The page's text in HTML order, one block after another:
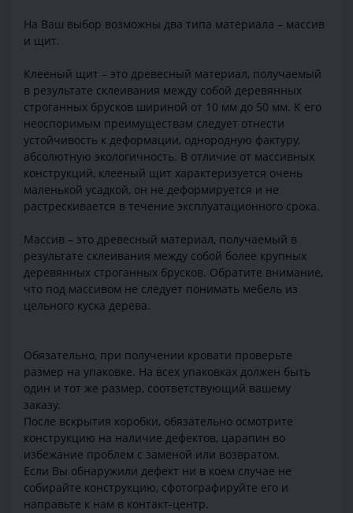
На Ваш выбор возможны два типа материала – массив
и щит.
Клееный щит – это древесный материал, получаемый
в результате склеивания между собой деревянных
строганных брусков шириной от 10 мм до 50 мм. К его
неоспоримым преимуществам следует отнести
устойчивость к деформации, однородную фактуру,
абсолютную экологичность. В отличие от массивных
конструкций, клееный щит характеризуется очень
маленькой усадкой, он не деформируется и не
растрескивается в течение эксплуатационного срока.
Массив – это древесный материал, получаемый в
результате склеивания между собой более крупных
деревянных строганных брусков. Обратите внимание,
что под массивом не следует понимать мебель из
цельного куска дерева.
Обязательно, при получении кровати проверьте
размер на упаковке. На всех упаковках должен быть
один и тот же размер, соответствующий вашему
заказу.
После вскрытия коробки, обязательно осмотрите
конструкцию на наличие дефектов, царапин во
избежание проблем с заменой или возвратом.
Если Вы обнаружили дефект ни в коем случае не
собирайте конструкцию, сфотографируйте его и
направьте к нам в контакт-центр.